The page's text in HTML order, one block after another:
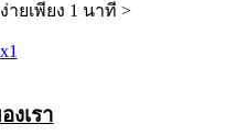
ยเพียง 1 นาที >
งเรา